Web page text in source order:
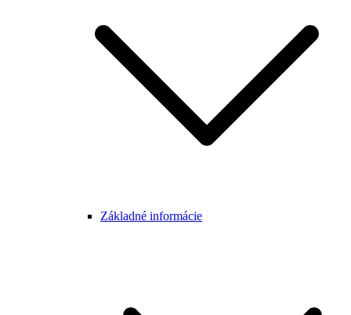
Základné informácie